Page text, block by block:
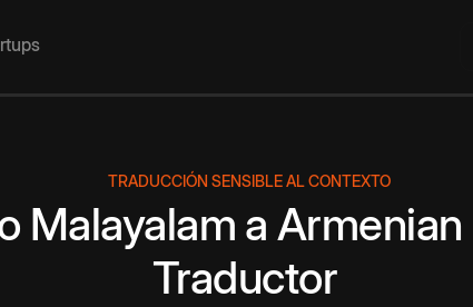
TRADUCCIÓN SENSIBLE AL CONTEXTO
Malayalam a Armenian
Traductor